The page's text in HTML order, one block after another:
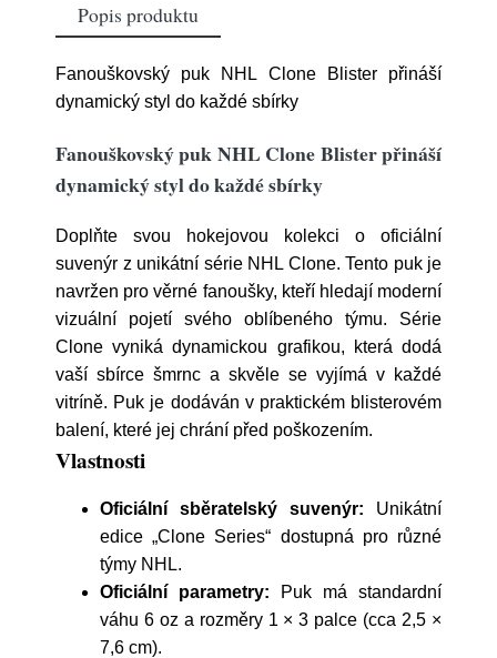
Popis produktu
Fanouškovský puk NHL Clone Blister přináší
dynamický styl do každé sbírky
Fanouškovský puk NHL Clone Blister přináší
dynamický styl do každé sbírky
Doplňte svou hokejovou kolekci o oficiální
suvenýr z unikátní série NHL Clone. Tento puk je
navržen pro věrné fanoušky, kteří hledají moderní
vizuální pojetí svého oblíbeného týmu. Série
Clone vyniká dynamickou grafikou, která dodá
vaší sbírce šmrnc a skvěle se vyjímá v každé
vitríně. Puk je dodáván v praktickém blisterovém
balení, které jej chrání před poškozením.
Vlastnosti
Oficiální sběratelský suvenýr: Unikátní
edice „Clone Series“ dostupná pro různé
týmy NHL.
Oficiální parametry: Puk má standardní
váhu 6 oz a rozměry 1 × 3 palce (cca 2,5 ×
7,6 cm).